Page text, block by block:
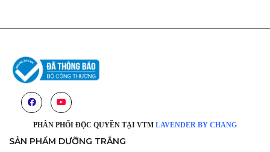
PHÂN PHỐI ĐỘC QUYỀN TẠI VTM LAVENDER BY CHANG
SẢN PHẨM DƯỠNG TRẮNG